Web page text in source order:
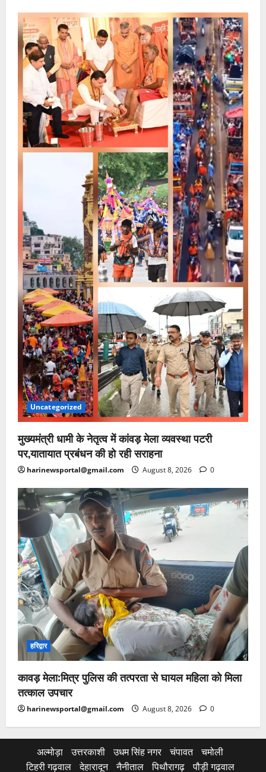
Uncategorized
मुख्यमंत्री धामी के नेतृत्व में कांवड़ मेला व्यवस्था पटरी
पर,यातायात प्रबंधन की हो रही सराहना
harinewsportal@gmail.com August 8, 2026 0
हरिद्वार
कावड़ मेला:मित्र पुलिस की तत्परता से घायल महिला को मिला
तत्काल उपचार
harinewsportal@gmail.com August 8, 2026 0
अल्मोड़ा उत्तरकाशी उधम सिंह नगर चंपावत
चमोली
टिहरी गढ़वाल
देहारादून नैनीताल पिथौरागढ़ पौड़ी गढ़वाल